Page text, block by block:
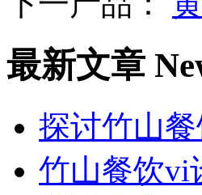
最新文章
探讨竹山
竹山餐饮vi